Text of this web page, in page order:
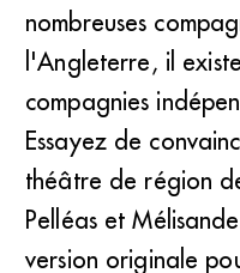
nombreuses
l'Angleterre, il
compagnies
Essayez de
théâtre de région
Pelléas et
version originale